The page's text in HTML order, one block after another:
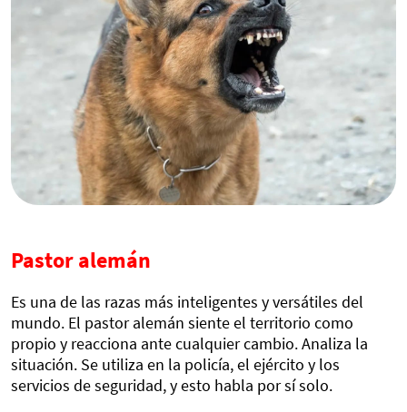
Pastor alemán
Es una de las razas más inteligentes y versátiles del
mundo. El pastor alemán siente el territorio como
propio y reacciona ante cualquier cambio. Analiza la
situación. Se utiliza en la policía, el ejército y los
servicios de seguridad, y esto habla por sí solo.